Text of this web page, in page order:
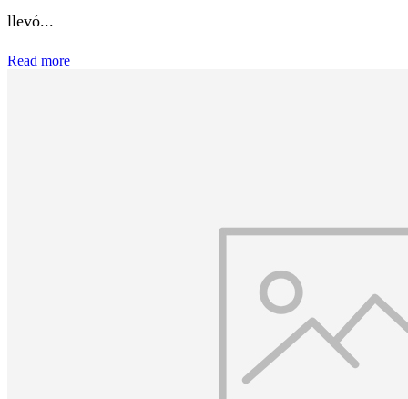
llevó...
Read more